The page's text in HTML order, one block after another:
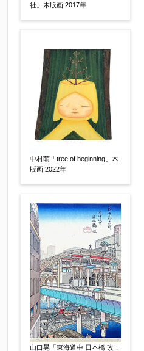
サイン等の有無
サイン有(自筆)
その他
限定番号 【任意】
売却希望時期 【任意】
すぐに売りたい
他社様の査定価格 【任意】
会社名：
査定額：
社」木版画 2017年
中村萌「tree of beginning」木
版画 2022年
山口晃「東海道中 日本橋 改：